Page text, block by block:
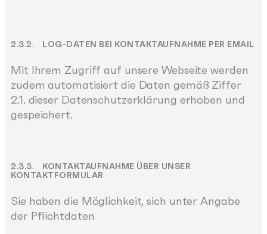
2.3.2. LOG-DATEN BEI KONTAKTAUFNAHME PER EMAIL
Mit Ihrem Zugriff auf unsere Webseite werden
zudem automatisiert die Daten gemäß Ziffer
2.1. dieser Datenschutzerklärung erhoben und
gespeichert.
2.3.3. KONTAKTAUFNAHME ÜBER UNSER
KONTAKTFORMULAR
Sie haben die Möglichkeit, sich unter Angabe
der Pflichtdaten